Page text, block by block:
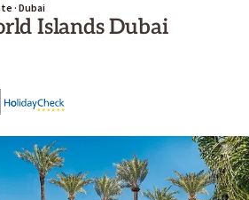
· Dubai
Islands Dubai